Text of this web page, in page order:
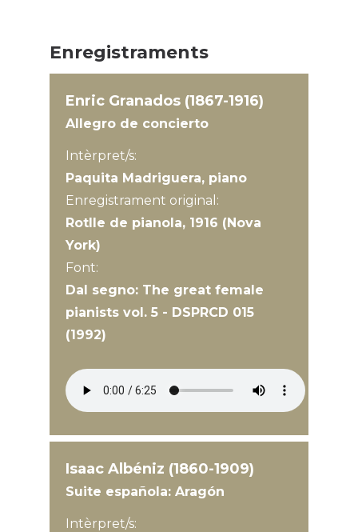
Enregistraments
Enric Granados (1867-1916)
Allegro de concierto
Intèrpret/s:
Paquita Madriguera, piano
Enregistrament original:
Rotlle de pianola, 1916 (Nova
York)
Font:
Dal segno: The great female
pianists vol. 5 - DSPRCD 015
(1992)
Isaac Albéniz (1860-1909)
Suite española: Aragón
Intèrpret/s: